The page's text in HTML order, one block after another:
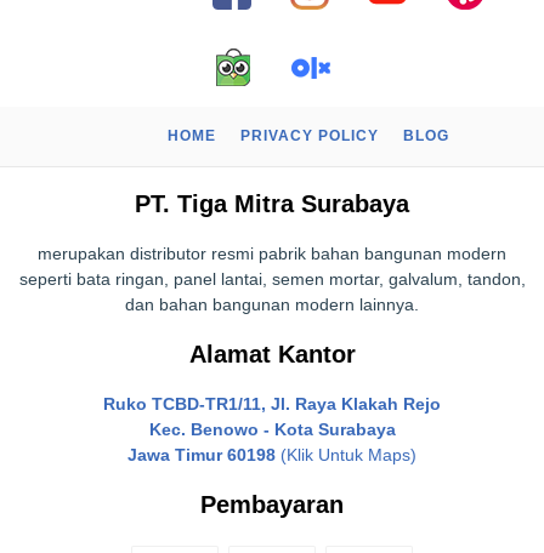
HOME PRIVACY POLICY BLOG
PT. Tiga Mitra Surabaya
merupakan distributor resmi pabrik bahan bangunan modern
seperti bata ringan, panel lantai, semen mortar, galvalum, tandon,
dan bahan bangunan modern lainnya.
Alamat Kantor
Ruko TCBD-TR1/11, Jl. Raya Klakah Rejo
Kec. Benowo - Kota Surabaya
Jawa Timur 60198 (Klik Untuk Maps)
Pembayaran